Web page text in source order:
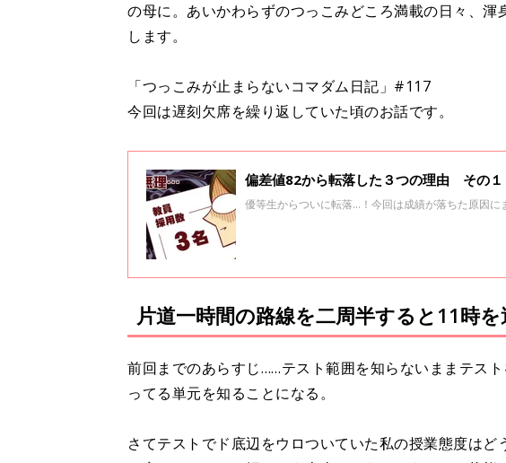
の母に。あいかわらずのつっこみどころ満載の日々、渾
します。
「つっこみが止まらないコマダム日記」#117
今回は遅刻欠席を繰り返していた頃のお話です。
偏差値82から転落した３つの理由 その１
優等生からついに転落…！今回は成績が落ちた原因に
片道一時間の路線を二周半すると11時を
前回までのあらすじ……テスト範囲を知らないままテス
ってる単元を知ることになる。
さてテストでド底辺をウロついていた私の授業態度は